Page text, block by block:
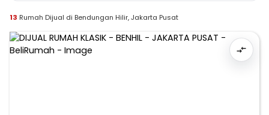
13 Rumah Dijual di Bendungan Hilir, Jakarta Pusat